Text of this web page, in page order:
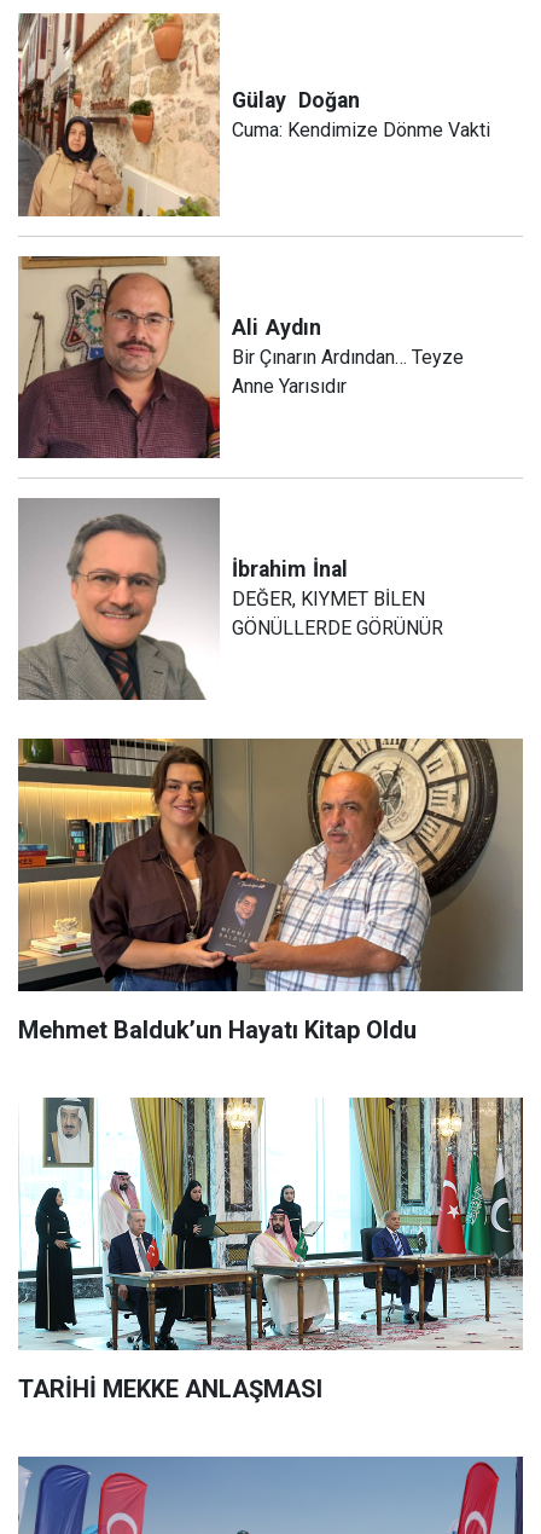
Gülay Doğan
Cuma: Kendimize Dönme Vakti
Ali Aydın
Bir Çınarın Ardından… Teyze
Anne Yarısıdır
İbrahim İnal
DEĞER, KIYMET BİLEN
GÖNÜLLERDE GÖRÜNÜR
Mehmet Balduk’un Hayatı Kitap Oldu
TARİHİ MEKKE ANLAŞMASI